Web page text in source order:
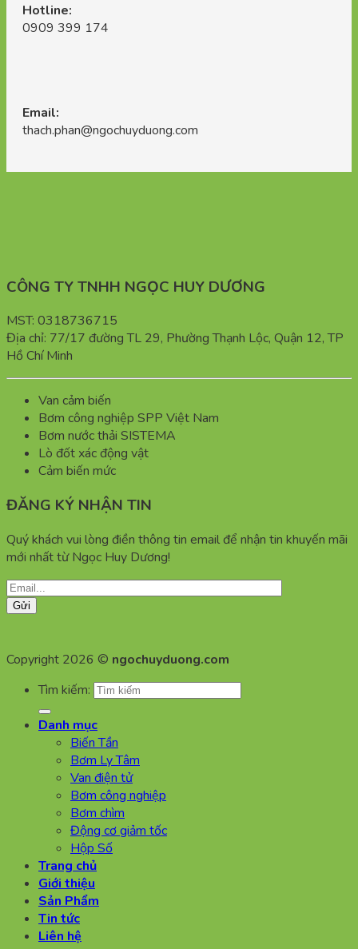
Hotline:
0909 399 174
Email:
thach.phan@ngochuyduong.com
CÔNG TY TNHH NGỌC HUY DƯƠNG
MST: 0318736715
Địa chỉ: 77/17 đường TL 29, Phường Thạnh Lộc, Quận 12, TP
Hồ Chí Minh
Van cảm biến
Bơm công nghiệp SPP Việt Nam
Bơm nước thải SISTEMA
Lò đốt xác động vật
Cảm biến mức
ĐĂNG KÝ NHẬN TIN
Quý khách vui lòng điền thông tin email để nhận tin khuyến mãi
mới nhất từ Ngọc Huy Dương!
Copyright 2026 © ngochuyduong.com
Tìm kiếm:
Danh mục
Biến Tần
Bơm Ly Tâm
Van điện tử
Bơm công nghiệp
Bơm chìm
Động cơ giảm tốc
Hộp Số
Trang chủ
Giới thiệu
Sản Phẩm
Tin tức
Liên hệ